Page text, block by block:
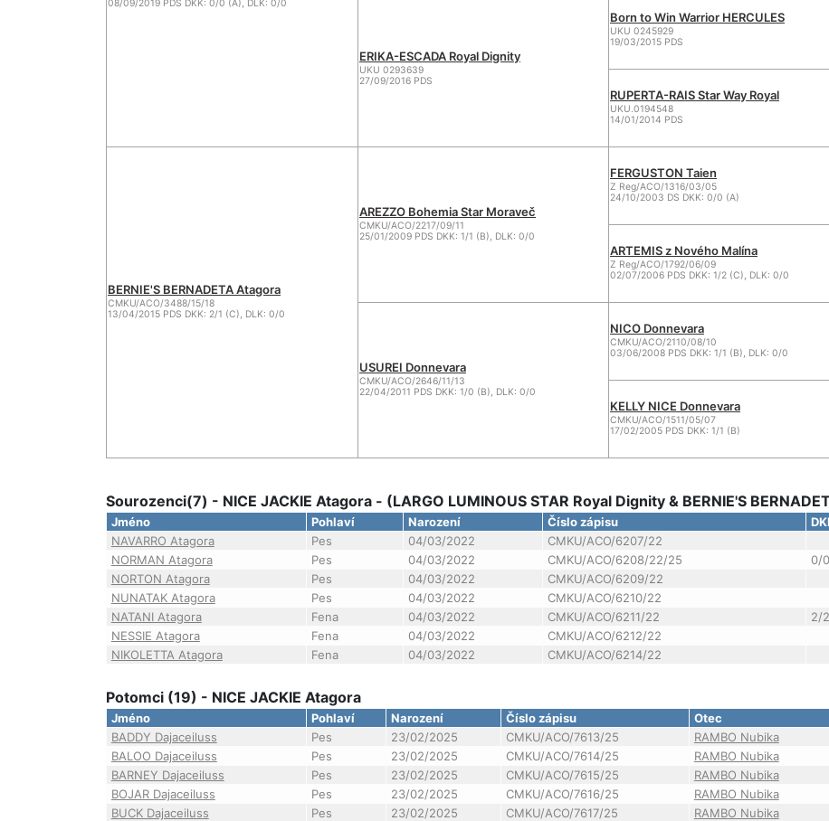
08/09/2019 PDS DKK: 0/0 (A), DLK: 0/0
ERIKA-ESCADA Royal Dignity
UKU 0293639
27/09/2016 PDS
Born to Win Warrior HERCULES
UKU 0245929
19/03/2015 PDS
RUPERTA-RAIS Star Way Royal
UKU.0194548
14/01/2014 PDS
BERNIE'S BERNADETA Atagora
CMKU/ACO/3488/15/18
13/04/2015 PDS DKK: 2/1 (C), DLK: 0/0
AREZZO Bohemia Star Moraveč
CMKU/ACO/2217/09/11
25/01/2009 PDS DKK: 1/1 (B), DLK: 0/0
FERGUSTON Taien
Z Reg/ACO/1316/03/05
24/10/2003 DS DKK: 0/0 (A)
ARTEMIS z Nového Malína
Z Reg/ACO/1792/06/09
02/07/2006 PDS DKK: 1/2 (C), DLK: 0/0
USUREI Donnevara
CMKU/ACO/2646/11/13
22/04/2011 PDS DKK: 1/0 (B), DLK: 0/0
NICO Donnevara
CMKU/ACO/2110/08/10
03/06/2008 PDS DKK: 1/1 (B), DLK: 0/0
KELLY NICE Donnevara
CMKU/ACO/1511/05/07
17/02/2005 PDS DKK: 1/1 (B)
Sourozenci(7) - NICE JACKIE Atagora - (LARGO LUMINOUS STAR Royal Dignity & BERNIE'S
Jméno Pohlaví Narození Číslo zápisu
NAVARRO Atagora
Pes 04/03/2022 CMKU/ACO/6207/22
NORMAN Atagora
Pes 04/03/2022 CMKU/ACO/6208/22/25 0/0
NORTON Atagora
Pes 04/03/2022 CMKU/ACO/6209/22
NUNATAK Atagora
Pes 04/03/2022 CMKU/ACO/6210/22
NATANI Atagora
Fena 04/03/2022 CMKU/ACO/6211/22 2/2
NESSIE Atagora
Fena 04/03/2022 CMKU/ACO/6212/22
NIKOLETTA Atagora
Fena 04/03/2022 CMKU/ACO/6214/22
Potomci (19) - NICE JACKIE Atagora
Jméno Pohlaví Narození Číslo zápisu Otec
BADDY Dajaceiluss
Pes 23/02/2025 CMKU/ACO/7613/25 RAMBO Nubika
BALOO Dajaceiluss
Pes 23/02/2025 CMKU/ACO/7614/25 RAMBO Nubika
BARNEY Dajaceiluss
Pes 23/02/2025 CMKU/ACO/7615/25 RAMBO Nubika
BOJAR Dajaceiluss
Pes 23/02/2025 CMKU/ACO/7616/25 RAMBO Nubika
BUCK Dajaceiluss
Pes 23/02/2025 CMKU/ACO/7617/25 RAMBO Nubika